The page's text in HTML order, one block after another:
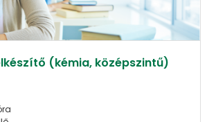
(kémia, középszintű)